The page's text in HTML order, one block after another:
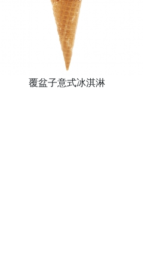
覆盆子意式冰淇淋